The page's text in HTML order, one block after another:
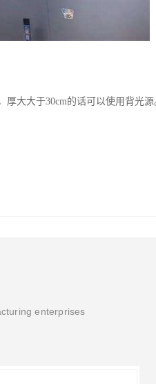
大大于30cm的话可以使用背光源
enterprises